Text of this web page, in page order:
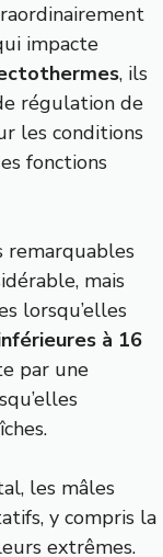
impacte
, ils
régulation de
les conditions
fonctions
remarquables
mais
lorsqu’elles
à 16
par une
les mâles
y compris la
extrêmes.